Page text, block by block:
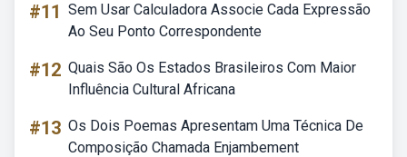
#11 Sem Usar Calculadora Associe Cada Expressão
Ao Seu Ponto Correspondente
#12 Quais São Os Estados Brasileiros Com Maior
Influência Cultural Africana
#13 Os Dois Poemas Apresentam Uma Técnica De
Composição Chamada Enjambement